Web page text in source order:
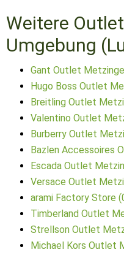
Weitere
Umgebung
Gant Outlet
Hugo Boss Outlet
Breitling Outlet
Valentino Outlet
Burberry Outlet
Bazlen Accessoires
Escada Outlet
Versace Outlet
arami Factory Store
Timberland Outlet
Strellson Outlet
Michael Kors Outlet